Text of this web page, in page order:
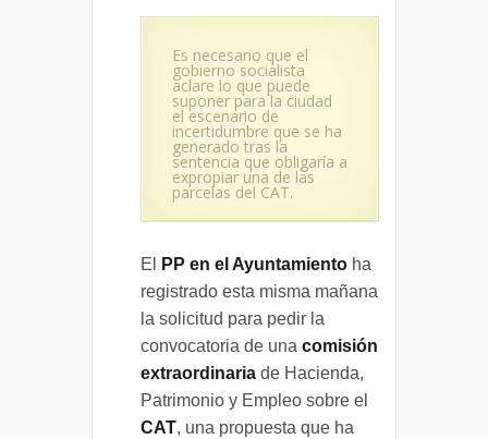
Es necesario que el
gobierno socialista
aclare lo que puede
suponer para la ciudad
el escenario de
incertidumbre que se ha
generado tras la
sentencia que obligaría a
expropiar una de las
parcelas del CAT.
El PP en el Ayuntamiento ha
registrado esta misma mañana
la solicitud para pedir la
convocatoria de una comisión
extraordinaria de Hacienda,
Patrimonio y Empleo sobre el
CAT, una propuesta que ha